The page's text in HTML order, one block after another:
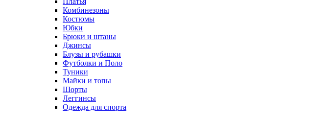
Комбинезоны
Костюмы
Юбки
Брюки и штаны
Джинсы
Блузы и рубашки
Футболки и Поло
Туники
Майки и топы
Шорты
Леггинсы
Одежда для спорта